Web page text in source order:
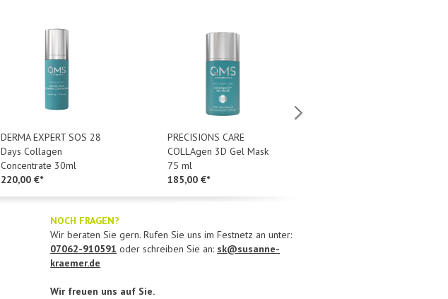
DERMA EXPERT SOS 28
Days Collagen
Concentrate 30ml
220,00 €*
PRECISIONS CARE
COLLAgen 3D Gel Mask
75 ml
185,00 €*
NOCH FRAGEN?
Wir beraten Sie gern. Rufen Sie uns im Festnetz an unter:
07062-910591 oder schreiben Sie an: sk@susanne-
kraemer.de
Wir freuen uns auf Sie.